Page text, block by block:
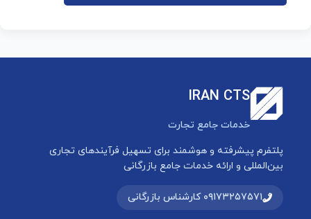
IRAN CTS
خدمات جامع تجارت
پلتفرم پیشرفته و هوشمند برای تسهیل فرآیندهای تجاری
بین‌المللی و ارائه خدمات جامع بازرگانی
۰۹۱۷۳۲۵۷۵۷۱ کارشناس بازرگانی